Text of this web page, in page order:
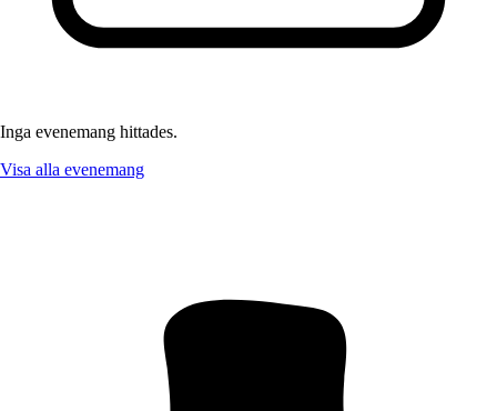
Inga evenemang hittades.
Visa alla evenemang